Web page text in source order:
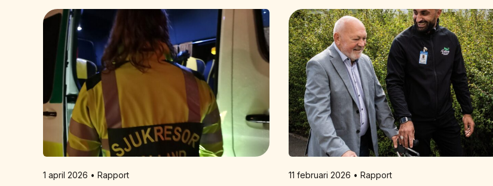
1 april 2026 • Rapport 11 februari 2026 • Rapport